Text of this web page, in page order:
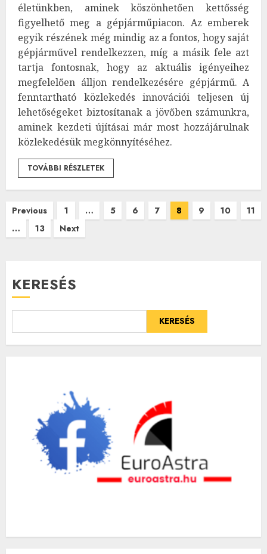
életünkben, aminek köszönhetően kettősség
figyelhető meg a gépjárműpiacon. Az emberek
egyik részének még mindig az a fontos, hogy saját
gépjárművel rendelkezzen, míg a másik fele azt
tartja fontosnak, hogy az aktuális igényeihez
megfelelően álljon rendelkezésére gépjármű. A
fenntartható közlekedés innovációi teljesen új
lehetőségeket biztosítanak a jövőben számunkra,
aminek kezdeti újításai már most hozzájárulnak
közlekedésük megkönnyítéséhez.
TOVÁBBI RÉSZLETEK
Bejegyzések
lapozása
Previous 1 … 5 6 7 8 9 10
11
…
13 Next
KERESÉS
KERESÉS